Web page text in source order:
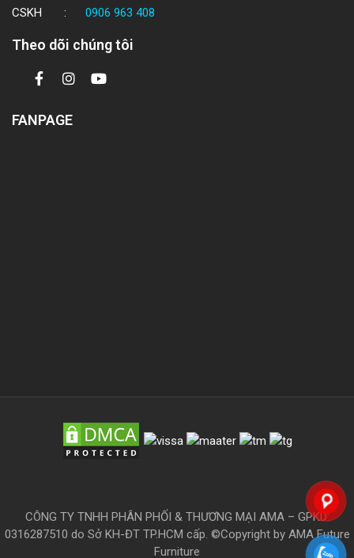
CSKH : 0906 963 408
Theo dõi chúng tôi
FANPAGE
CÔNG TY TNHH PHÂN PHỐI & THƯƠNG MẠI AMA – GPKD:
0316287510 do Sở KH-ĐT TP.HCM cấp. ©Copyright by AMA Future
Furniture